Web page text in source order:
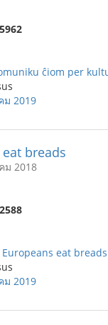
ĉiom per
ม 2019
breads
ม 2018
Europeans eat breads
ม 2019